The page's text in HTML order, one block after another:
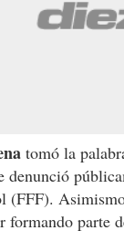
tomó la
denunció
(FFF).
formando parte